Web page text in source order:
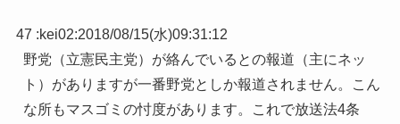
47 :kei02:2018/08/15(水)09:31:12
野党（立憲民主党）が絡んでいるとの報道（主にネッ
ト）がありますが一番野党としか報道されません。こん
な所もマスゴミの忖度があります。これで放送法4条